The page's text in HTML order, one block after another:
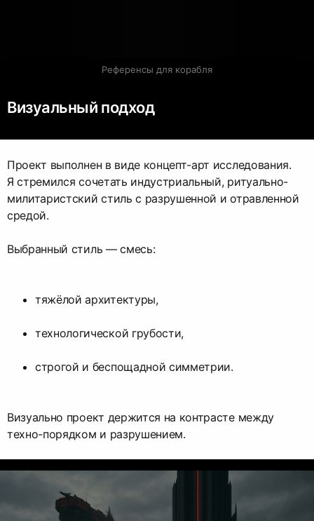
Референсы для корабля
Визуальный подход
Проект выполнен в виде концепт-арт исследования.
Я стремился сочетать индустриальный, ритуально-
милитаристский стиль с разрушенной и отравленной
средой.
Выбранный стиль — смесь:
тяжёлой архитектуры,
технологической грубости,
строгой и беспощадной симметрии.
Визуально проект держится на контрасте между
техно-порядком и разрушением.